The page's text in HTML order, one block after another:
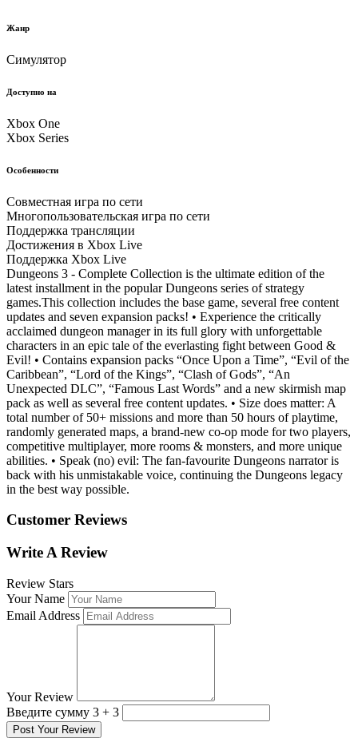
Жанр
Симулятор
Доступно на
Xbox One
Xbox Series
Особенности
Совместная игра по сети
Многопользовательская игра по сети
Поддержка трансляции
Достижения в Xbox Live
Поддержка Xbox Live
Dungeons 3 - Complete Collection is the ultimate edition of the
latest installment in the popular Dungeons series of strategy
games.This collection includes the base game, several free content
updates and seven expansion packs! • Experience the critically
acclaimed dungeon manager in its full glory with unforgettable
characters in an epic tale of the everlasting fight between Good &
Evil! • Contains expansion packs “Once Upon a Time”, “Evil of the
Caribbean”, “Lord of the Kings”, “Clash of Gods”, “An
Unexpected DLC”, “Famous Last Words” and a new skirmish map
pack as well as several free content updates. • Size does matter: A
total number of 50+ missions and more than 50 hours of playtime,
randomly generated maps, a brand-new co-op mode for two players,
competitive multiplayer, more rooms & monsters, and more unique
abilities. • Speak (no) evil: The fan-favourite Dungeons narrator is
back with his unmistakable voice, continuing the Dungeons legacy
in the best way possible.
Customer Reviews
Write A Review
Review Stars
Your Name
Email Address
Your Review
Введите сумму 3 + 3
Post Your Review